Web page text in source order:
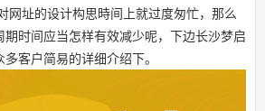
网址的设计构思時间上就过度匆忙，那么
时间应当怎样有效减少呢，下边长沙梦启
客户简易的详细介绍下。